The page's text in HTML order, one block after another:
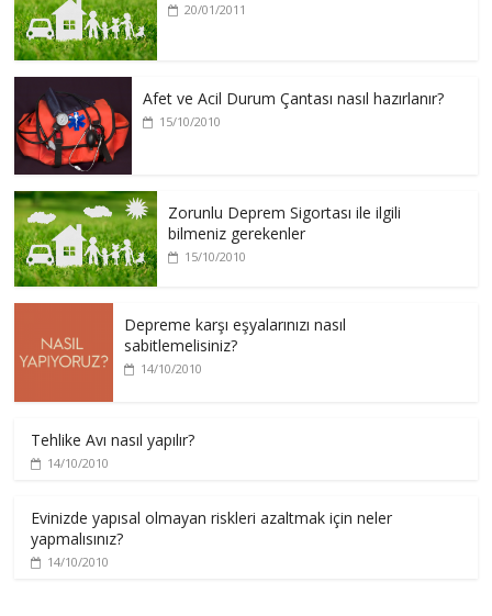
20/01/2011
Afet ve Acil Durum Çantası nasıl hazırlanır?
15/10/2010
Zorunlu Deprem Sigortası ile ilgili
bilmeniz gerekenler
15/10/2010
Depreme karşı eşyalarınızı nasıl
sabitlemelisiniz?
14/10/2010
Tehlike Avı nasıl yapılır?
14/10/2010
Evinizde yapısal olmayan riskleri azaltmak için neler
yapmalısınız?
14/10/2010